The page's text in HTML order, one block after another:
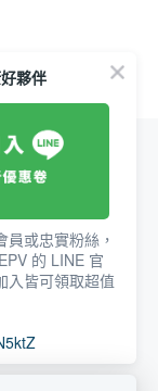
康專欄
夥伴
員或忠實粉絲，
的 LINE 官
入皆可領取超值